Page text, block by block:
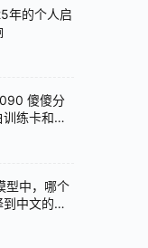
年的个人启
傻傻分
练卡和推
型中，哪个
中文的效